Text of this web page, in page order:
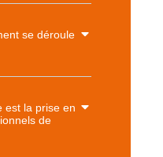
se déroule
est la prise en
de